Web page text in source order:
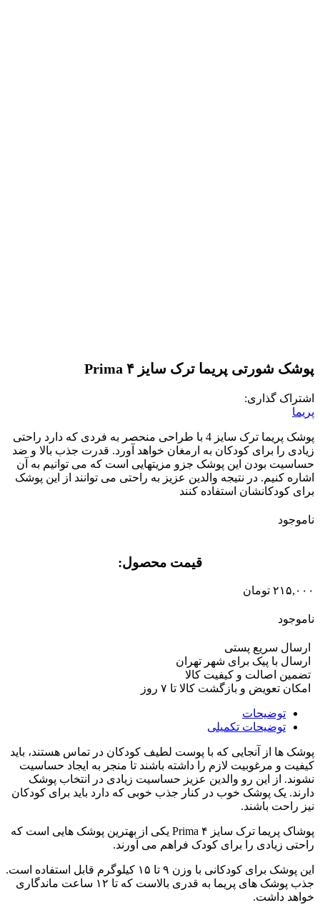
پوشک شورتی پریما ترک سایز ۴ Prima
اشتراک گذاری:
پریما
پوشک پریما ترک سایز 4 با طراحی منحصر به فردی که دارد راحتی
زیادی را برای کودکان به ارمغان خواهد آورد. قدرت جذب بالا و ضد
حساسیت بودن این پوشک جزو مزیتهایی است که می توانیم به آن
اشاره کنیم. در نتیجه والدین عزیز به راحتی می توانند از این پوشک
برای کودکانشان استفاده کنند
ناموجود
قیمت محصول:​
۲۱۵,۰۰۰ تومان
ناموجود
ارسال سریع پستی
ارسال با پیک برای شهر تهران
تضمین اصالت و کیفیت کالا
امکان تعویض و بازگشت کالا تا ۷ روز
توضیحات
توضیحات تکمیلی
پوشک ها از آنجایی که با پوست لطیف کودکان در تماس هستند، باید
کیفیت و مرغوبیت لازم را داشته باشند تا منجر به ایجاد حساسیت
نشوند. از این رو والدین عزیز حساسیت زیادی در انتخاب پوشک
دارند. یک پوشک خوب در کنار جذب خوبی که دارد باید برای کودکان
نیز راحت باشند.
پوشاک پریما ترک سایز ۴ Prima یکی از بهترین پوشک هایی است که
راحتی زیادی را برای کودک فراهم می آورند.
این پوشک برای کودکانی با وزن ۹ تا ۱۵ کیلوگرم قابل استفاده است.
جذب پوشک های پریما به قدری بالاست که تا ۱۲ ساعت ماندگاری
خواهد داشت.